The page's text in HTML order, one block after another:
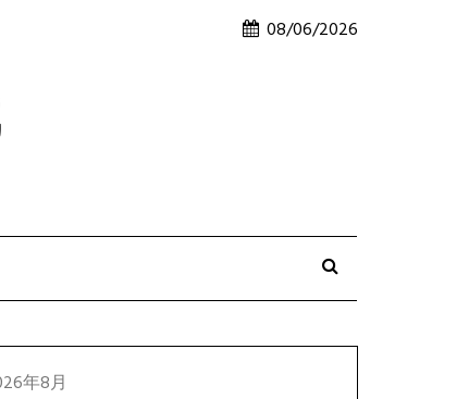
08/06/2026
年8月